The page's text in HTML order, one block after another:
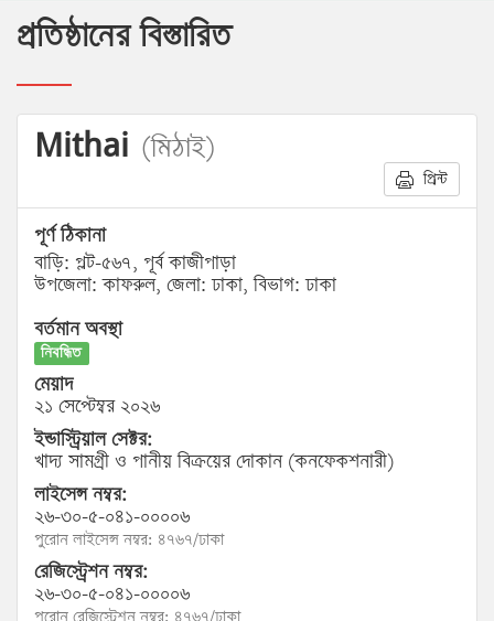
প্রতিষ্ঠানের বিস্তারিত
Mithai (মিঠাই)
প্রিন্ট
পূর্ণ ঠিকানা
বাড়ি: প্লট-৫৬৭, পূর্ব কাজীপাড়া
উপজেলা: কাফরুল, জেলা: ঢাকা, বিভাগ: ঢাকা
বর্তমান অবস্থা
নিবন্ধিত
মেয়াদ
২১ সেপ্টেম্বর ২০২৬
ইন্ডাস্ট্রিয়াল সেক্টর:
খাদ্য সামগ্রী ও পানীয় বিক্রয়ের দোকান (কনফেকশনারী)
লাইসেন্স নম্বর:
২৬-৩০-৫-০৪১-০০০০৬
পুরোন লাইসেন্স নম্বর: ৪৭৬৭/ঢাকা
রেজিস্ট্রেশন নম্বর:
২৬-৩০-৫-০৪১-০০০০৬
পুরোন রেজিস্ট্রেশন নম্বর: ৪৭৬৭/ঢাকা